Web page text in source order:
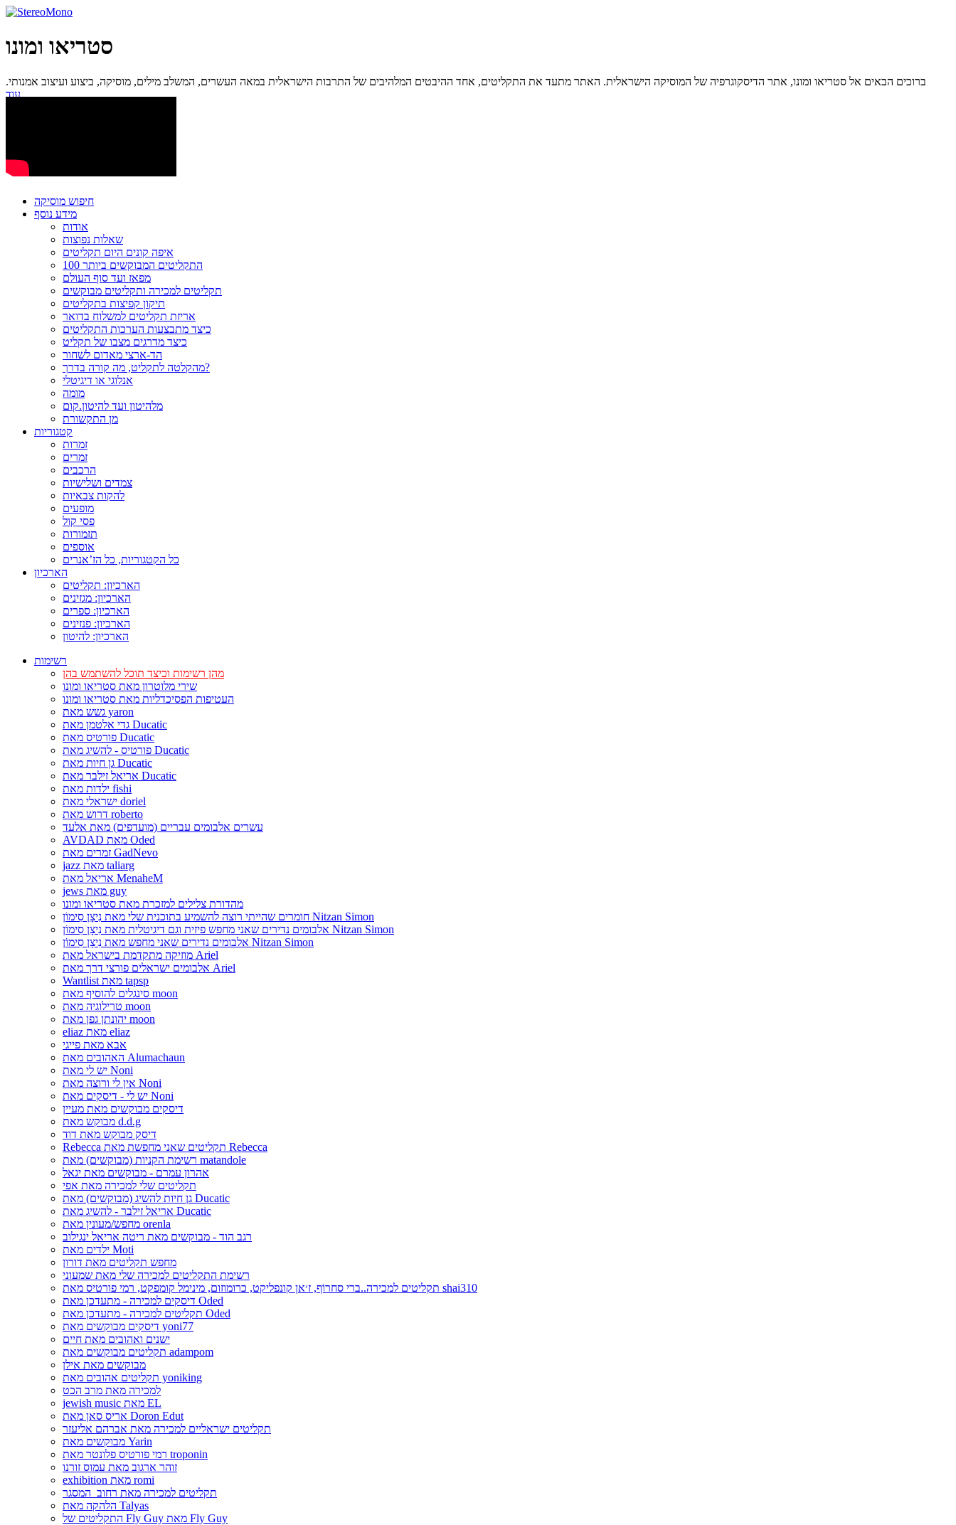
סטריאו ומונו
ברוכים הבאים אל סטריאו ומונו, אתר הדיסקוגרפיה של המוסיקה הישראלית. האתר מתעד את התקליטים, אחד ההיבטים המלהיבים של התרבות הישראלית במאה העשרים, המשלב מילים, מוסיקה, ביצוע ועיצוב אמנותי.
עוד...
חיפוש מוסיקה
מידע נוסף
אודות
שאלות נפוצות
איפה קונים היום תקליטים
100 התקליטים המבוקשים ביותר
מפאז ועד סוף העולם
תקליטים למכירה ותקליטים מבוקשים
תיקון קפיצות בתקליטים
אריזת תקליטים למשלוח בדואר
כיצד מתבצעות הערכות התקליטים
כיצד מדרגים מצבו של תקליט
הד-ארצי מאדום לשחור
מהקלטה לתקליט, מה קורה בדרך?
אנלוגי או דיגיטלי
מומה
מלהיטון ועד להיטון.קום
מן התקשורת
קטגוריות
זמרות
זמרים
הרכבים
צמדים ושלישיות
להקות צבאיות
מופעים
פסי קול
תזמורות
אוספים
כל הקטגוריות, כל הז’אנרים
הארכיון
הארכיון: תקליטים
הארכיון: מגזינים
הארכיון: ספרים
הארכיון: פנזינים
הארכיון: להיטון
רשימות
מהן רשימות וכיצד תוכל להשתמש בהן
שירי מלוטרון מאת סטריאו ומונו
העטיפות הפסיכדליות מאת סטריאו ומונו
גשש מאת yaron
גדי אלטמן מאת Ducatic
פורטיס מאת Ducatic
פורטיס - להשיג מאת Ducatic
גן חיות מאת Ducatic
אריאל זילבר מאת Ducatic
ילדות מאת fishi
ישראלי מאת doriel
דרוש מאת roberto
עשרים אלבומים עבריים (מועדפים) מאת אלעד
AVDAD מאת Oded
זמרים מאת GadNevo
jazz מאת taliarg
אריאל מאת MenaheM
jews מאת guy
מהדורת צלילים למזכרת מאת סטריאו ומונו
חומרים שהייתי רוצה להשמיע בתוכנית שלי מאת נִיצָן סִימוֹן Nitzan Simon
אלבומים נדירים שאני מחפש פיזית וגם דיגיטלית מאת נִיצָן סִימוֹן Nitzan Simon
אלבומים נדירים שאני מחפש מאת נִיצָן סִימוֹן Nitzan Simon
מוזיקה מתקדמת בישראל מאת Ariel
אלבומים ישראלים פורצי דרך מאת Ariel
Wantlist מאת tapsp
סינגלים להוסיף מאת moon
טרילוגיה מאת moon
יהונתן גפן מאת moon
eliaz מאת eliaz
אבא מאת פייגי
האהובים מאת Alumachaun
יש לי מאת Noni
אין לי ורוצה מאת Noni
יש לי - דיסקים מאת Noni
דיסקים מבוקשים מאת מעיין
מבוקש מאת d.d.g
דיסק מבוקש מאת דוד
Rebecca תקליטים שאני מחפשת מאת Rebecca
רשימת הקניות (מבוקשים) מאת matandole
אהרון עמרם - מבוקשים מאת יגאל
תקליטים שלי למכירה מאת אפי
גן חיות להשיג (מבוקשים) מאת Ducatic
אריאל זילבר - להשיג מאת Ducatic
מחפש/מעונין מאת orenla
רגב הוד - מבוקשים מאת ריטה אריאל ינגילוב
ילדים מאת Moti
מחפש תקליטים מאת דורון
רשימת התקליטים למכירה שלי מאת שמעוני
תקליטים למכירה..ברי סחרוֹף, ז׳אן קונפליקט, כרומוזום, מינימל קומפקט, רמי פורטיס מאת shai310
דיסקים למכירה - מתעדכן מאת Oded
תקליטים למכירה - מתעדכן מאת Oded
דיסקים מבוקשים מאת yoni77
ישנים ואהובים מאת חיים
תקליטים מבוקשים מאת adampom
מבוקשים מאת אילן
תקליטים אהובים מאת yoniking
למכירה מאת מרב הכט
jewish music מאת EL
אריס סאן מאת Doron Edut
תקליטים ישראליים למכירה מאת אברהם אליעזר
מבוקשים מאת Yarin
רמי פורטיס פלונטר מאת troponin
זוהר ארגוב מאת עמוס זורנו
exhibition מאת romi
תקליטים למכירה מאת רחוב_המסגר
הלהקה מאת Talyas
התקליטים של Fly Guy מאת Fly Guy